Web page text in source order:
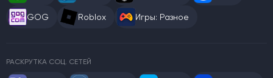
GOG Roblox Игры: Разное
РАСКРУТКА СОЦ. СЕТЕЙ